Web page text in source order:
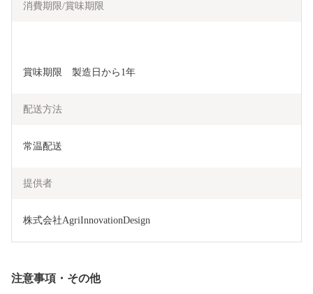
消費期限/賞味期限
賞味期限　製造日から1年
配送方法
常温配送
提供者
株式会社AgriInnovationDesign
注意事項・その他